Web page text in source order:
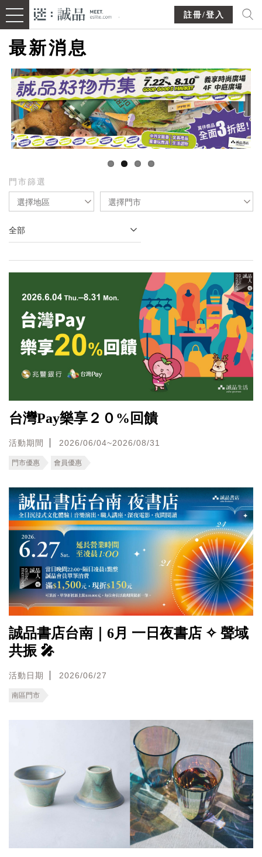
註冊/登入
最新消息
門市篩選
選擇地區 選擇門市
全部
台灣Pay樂享２０%回饋
活動期間 2026/06/04~2026/08/31
門市優惠 會員優惠
誠品書店台南｜6月 一日夜書店 ✧ 聲域
共振 🎤
活動日期 2026/06/27
南區門市